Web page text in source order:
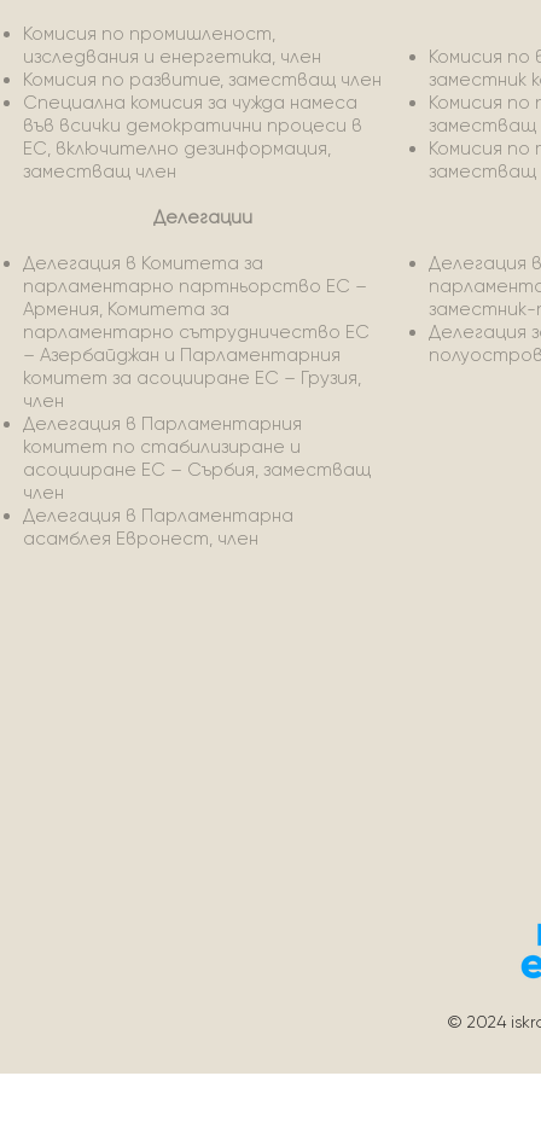
Комисия по промишленост,
изследвания и енергетика, член
Комисия по развитие, заместващ член
Специална комисия за чужда намеса
във всички демократични процеси в
ЕС, включително дезинформация,
заместващ член
Делегации
Делегация в Комитета за
парламентарно партньорство ЕС –
Армения, Комитета за
парламентарно сътрудничество ЕС
– Азербайджан и Парламентарния
комитет за асоцииране ЕС – Грузия,
член
Делегация в Парламентарния
комитет по стабилизиране и
асоцииране ЕС – Сърбия, заместващ
член
Делегация в Парламентарна
асамблея Евронест, член
Комисия по
заместник
Комисия по
заместващ
Комисия
заместващ
Делегация
Делегация
© 2024